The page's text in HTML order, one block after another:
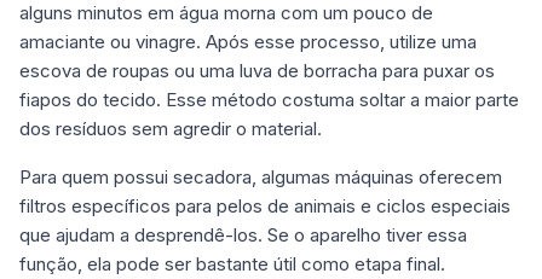
alguns minutos em água morna com um pouco de
amaciante ou vinagre. Após esse processo, utilize uma
escova de roupas ou uma luva de borracha para puxar os
fiapos do tecido. Esse método costuma soltar a maior parte
dos resíduos sem agredir o material.
Para quem possui secadora, algumas máquinas oferecem
filtros específicos para pelos de animais e ciclos especiais
que ajudam a desprendê-los. Se o aparelho tiver essa
função, ela pode ser bastante útil como etapa final.